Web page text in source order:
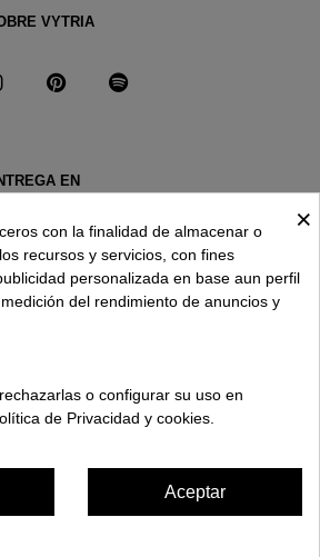
VYTRIA
EN
×
con la finalidad de almacenar o
recursos y servicios, con fines
personalizada en base aun perfil
del rendimiento de anuncios y
o configurar su uso en
de Privacidad y cookies.
Aceptar